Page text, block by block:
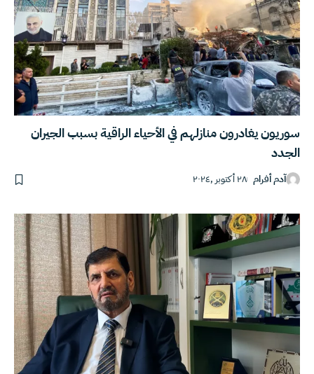
سوريون يغادرون منازلهم في الأحياء الراقية بسبب الجيران
الجدد
آدم أفرام ٢٨ أكتوبر ,٢٠٢٤